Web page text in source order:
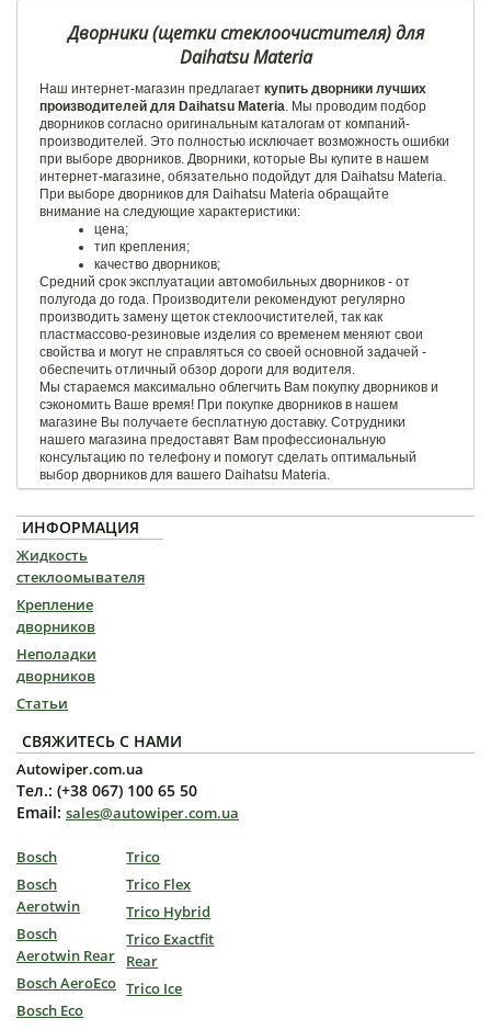
Дворники (щетки стеклоочистителя) для
Daihatsu Materia
Наш интернет-магазин предлагает купить дворники лучших
производителей для Daihatsu Materia. Мы проводим подбор
дворников согласно оригинальным каталогам от компаний-
производителей. Это полностью исключает возможность ошибки
при выборе дворников. Дворники, которые Вы купите в нашем
интернет-магазине, обязательно подойдут для Daihatsu Materia.
При выборе дворников для Daihatsu Materia обращайте
внимание на следующие характеристики:
цена;
тип крепления;
качество дворников;
Средний срок эксплуатации автомобильных дворников - от
полугода до года. Производители рекомендуют регулярно
производить замену щеток стеклоочистителей, так как
пластмассово-резиновые изделия со временем меняют свои
свойства и могут не справляться со своей основной задачей -
обеспечить отличный обзор дороги для водителя.
Мы стараемся максимально облегчить Вам покупку дворников и
сэкономить Ваше время! При покупке дворников в нашем
магазине Вы получаете бесплатную доставку. Сотрудники
нашего магазина предоставят Вам профессиональную
консультацию по телефону и помогут сделать оптимальный
выбор дворников для вашего Daihatsu Materia.
ИНФОРМАЦИЯ
Жидкость
стеклоомывателя
Крепление
дворников
Неполадки
дворников
Статьи
СВЯЖИТЕСЬ С НАМИ
Autowiper.com.ua
Тел.: (+38 067) 100 65 50
Email: sales@autowiper.com.ua
Bosch
Bosch
Aerotwin
Bosch
Aerotwin Rear
Bosch AeroEco
Bosch Eco
Trico
Trico Flex
Trico Hybrid
Trico Exactfit
Rear
Trico Ice